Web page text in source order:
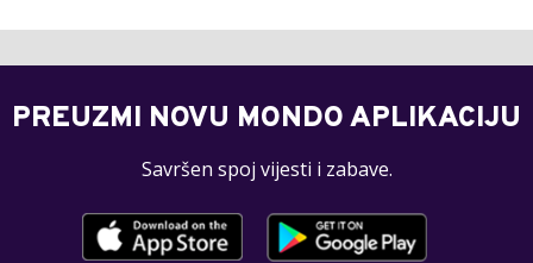
PREUZMI NOVU MONDO APLIKACIJU
Savršen spoj vijesti i zabave.